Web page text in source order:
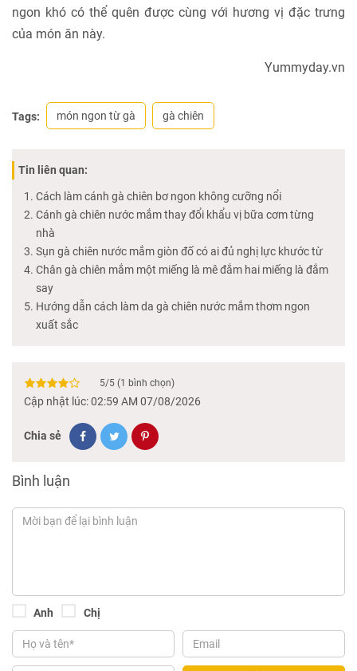
ngon khó có thể quên được cùng với hương vị đặc trưng
của món ăn này.
Yummyday.vn
Tags: món ngon từ gà gà chiên
Tin liên quan:
Cách làm cánh gà chiên bơ ngon không cưỡng nổi
Cánh gà chiên nước mắm thay đổi khẩu vị bữa cơm từng
nhà
Sụn gà chiên nước mắm giòn đố có ai đủ nghị lực khước từ
Chân gà chiên mắm một miếng là mê đắm hai miếng là đắm
say
Hướng dẫn cách làm da gà chiên nước mắm thơm ngon
xuất sắc
5/5 (1 bình chọn)
Cập nhật lúc: 02:59 AM 07/08/2026
Chia sẻ
Bình luận
Anh Chị